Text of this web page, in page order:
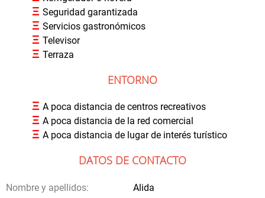
Ξ Seguridad garantizada
Ξ Servicios gastronómicos
Ξ Televisor
Ξ Terraza
ENTORNO
Ξ A poca distancia de centros recreativos
Ξ A poca distancia de la red comercial
Ξ A poca distancia de lugar de interés turístico
DATOS DE CONTACTO
Nombre y apellidos: Alida